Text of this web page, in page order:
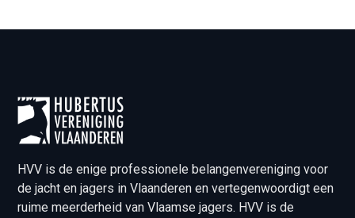
HVV is de enige professionele belangenvereniging voor
de jacht en jagers in Vlaanderen en vertegenwoordigt een
ruime meerderheid van Vlaamse jagers. HVV is de